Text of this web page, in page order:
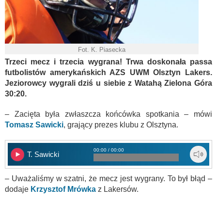
Fot. K. Piasecka
Trzeci mecz i trzecia wygrana! Trwa doskonała passa
futbolistów amerykańskich AZS UWM Olsztyn Lakers.
Jeziorowcy wygrali dziś u siebie z Watahą Zielona Góra
30:20.
– Zacięta była zwłaszcza końcówka spotkania – mówi
Tomasz Sawicki, grający prezes klubu z Olsztyna.
T. Sawicki
00:00 / 00:00
– Uważaliśmy w szatni, że mecz jest wygrany. To był błąd –
dodaje Krzysztof Mrówka z Lakersów.